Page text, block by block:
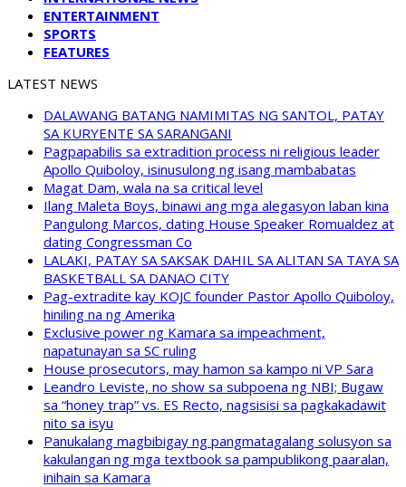
ENTERTAINMENT
SPORTS
FEATURES
LATEST NEWS
DALAWANG BATANG NAMIMITAS NG SANTOL, PATAY
SA KURYENTE SA SARANGANI
Pagpapabilis sa extradition process ni religious leader
Apollo Quiboloy, isinusulong ng isang mambabatas
Magat Dam, wala na sa critical level
Ilang Maleta Boys, binawi ang mga alegasyon laban kina
Pangulong Marcos, dating House Speaker Romualdez at
dating Congressman Co
LALAKI, PATAY SA SAKSAK DAHIL SA ALITAN SA TAYA SA
BASKETBALL SA DANAO CITY
Pag-extradite kay KOJC founder Pastor Apollo Quiboloy,
hiniling na ng Amerika
Exclusive power ng Kamara sa impeachment,
napatunayan sa SC ruling
House prosecutors, may hamon sa kampo ni VP Sara
Leandro Leviste, no show sa subpoena ng NBI; Bugaw
sa “honey trap” vs. ES Recto, nagsisisi sa pagkakadawit
nito sa isyu
Panukalang magbibigay ng pangmatagalang solusyon sa
kakulangan ng mga textbook sa pampublikong paaralan,
inihain sa Kamara